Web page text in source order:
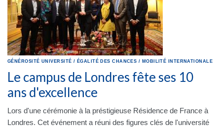
GÉNÉROSITÉ UNIVERSITÉ / ÉGALITÉ DES CHANCES / MOBILITÉ INTERNATIONALE
Le campus de Londres fête ses 10
ans d'excellence
Lors d'une cérémonie à la préstigieuse Résidence de France à
Londres. Cet événement a réuni des figures clés de l'université